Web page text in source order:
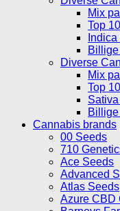
Mix
Top
Diverse
Mix
Top
Cannabis brands
00 Seeds
710
Ace Seeds
Advanced
Atlas Seeds
Azure CBD